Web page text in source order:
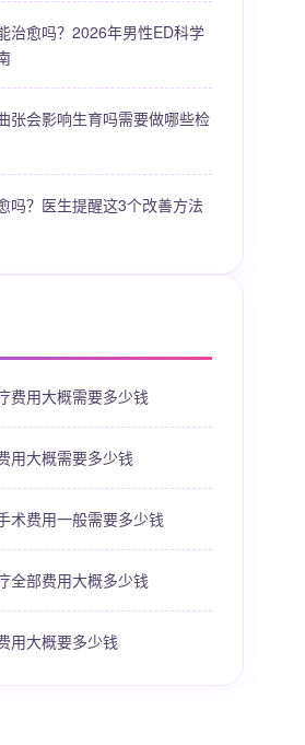
治愈吗？2026年男性ED科学
张会影响生育吗需要做哪些检
吗？医生提醒这3个改善方法
费用大概需要多少钱
用大概需要多少钱
术费用一般需要多少钱
全部费用大概多少钱
用大概要多少钱